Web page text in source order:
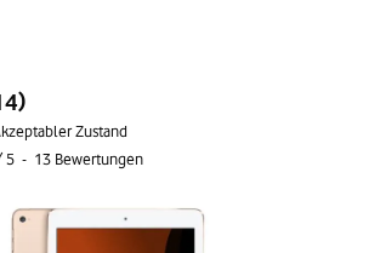
Zustand
5 - 13 Bewertungen